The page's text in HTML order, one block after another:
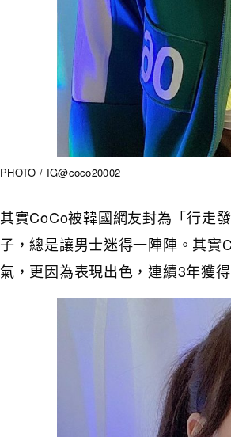
PHOTO / IG@coco20002
其實CoCo被韓國網友封為「行走
子，總是讓男士迷得一陣陣。其實
氣，更因為表現出色，連續3年獲